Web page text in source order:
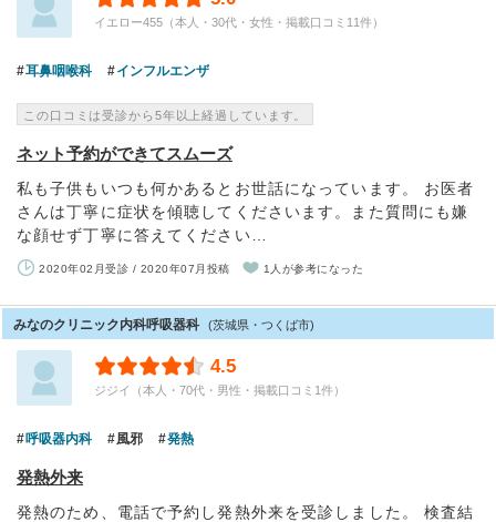
イエロー455（本人・30代・女性・掲載口コミ11件）
耳鼻咽喉科 インフルエンザ
この口コミは受診から5年以上経過しています。
ネット予約ができてスムーズ
私も子供もいつも何かあるとお世話になっています。 お医者
さんは丁寧に症状を傾聴してくださいます。また質問にも嫌
な顔せず丁寧に答えてください…
2020年02月受診 / 2020年07月投稿 1人が参考になった
みなのクリニック内科呼吸器科 (茨城県・つくば市)
4.5
ジジイ（本人・70代・男性・掲載口コミ1件）
呼吸器内科 風邪 発熱
発熱外来
発熱のため、電話で予約し発熱外来を受診しました。 検査結